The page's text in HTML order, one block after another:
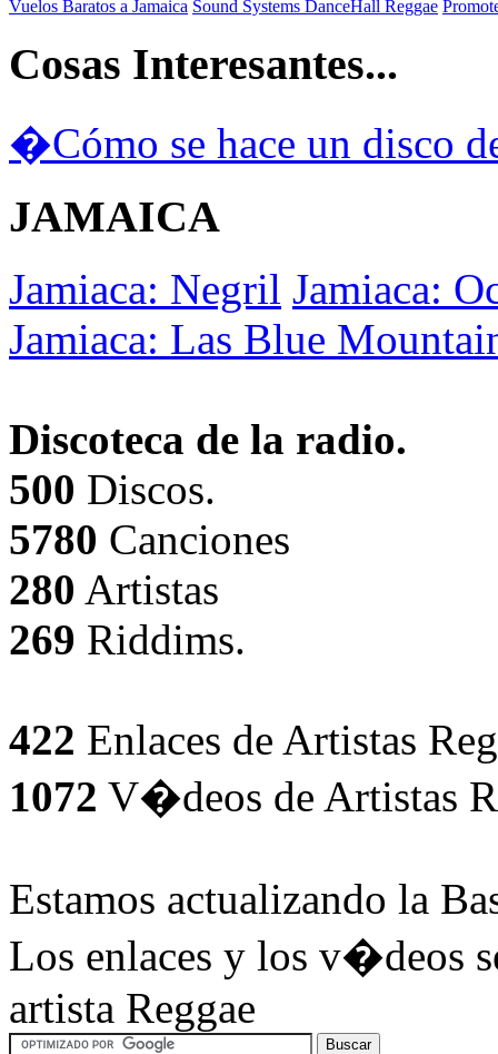
Vuelos Baratos a Jamaica Sound Systems DanceHall Reggae
Cosas Interesantes...
�Cómo se hace un disco
JAMAICA
Jamiaca: Negril Jamiaca:
Jamiaca: Las Blue
Discoteca de la radio.
500 Discos.
5780 Canciones
280 Artistas
269 Riddims.
422 Enlaces de Artistas
1072 V�deos de Artistas
Estamos actualizando la
Los enlaces y los v�deos
artista Reggae